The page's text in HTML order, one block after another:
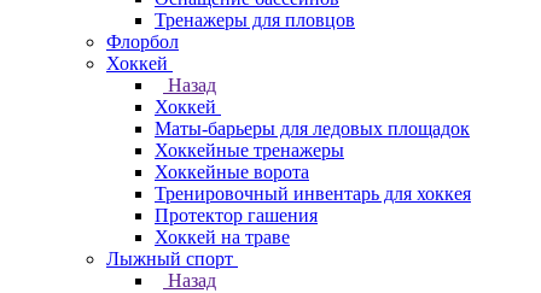
Тренажеры для пловцов
Флорбол
Хоккей
Назад
Хоккей
Маты-барьеры для ледовых площадок
Хоккейные тренажеры
Хоккейные ворота
Тренировочный инвентарь для хоккея
Протектор гашения
Хоккей на траве
Лыжный спорт
Назад